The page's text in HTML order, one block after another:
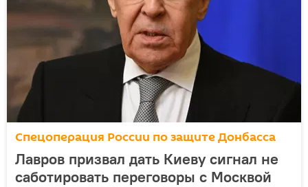
Спецоперация России по защите Донбасса
Лавров призвал дать Киеву сигнал не
саботировать переговоры с Москвой